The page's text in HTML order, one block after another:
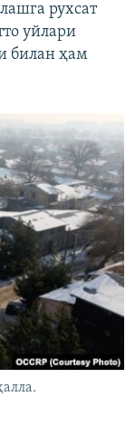
рухсат
уйлари
билан ҳам